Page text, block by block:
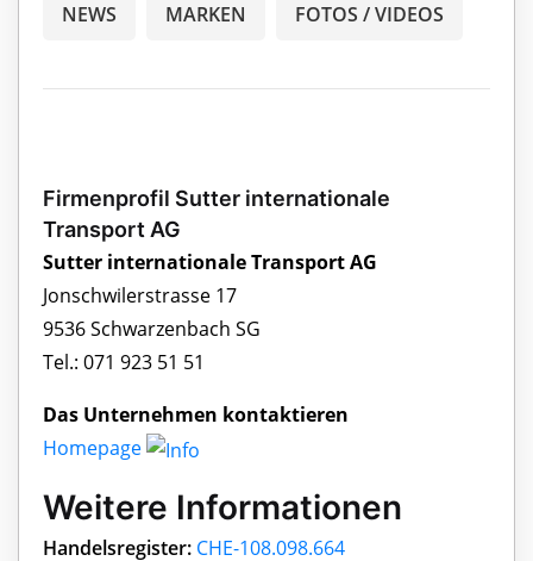
NEWS MARKEN FOTOS / VIDEOS
Firmenprofil Sutter internationale
Transport AG
Sutter internationale Transport AG
Jonschwilerstrasse 17
9536 Schwarzenbach SG
Tel.: 071 923 51 51
Das Unternehmen kontaktieren
Homepage
Weitere Informationen
Handelsregister: CHE-108.098.664